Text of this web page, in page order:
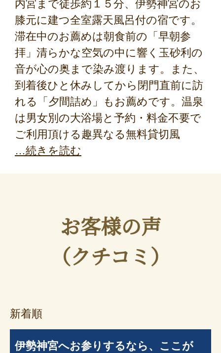
内宮まで徒歩約１５分、伊勢神宮のお
膝元に建つ全室露天風呂付の宿です。
滞在中のお薦めは朝食前の「早朝参
拝」清らかな空気の中に響く玉砂利の
音が心の奥まで染み渡ります。また、
到着後ひと休みしてから閉門直前に訪
れる「夕間詰め」もお薦めです。温泉
は男女別の大浴場と予約・料金不要で
ご利用頂ける趣異なる無料貸切風
続きを読む
お客様の声
（クチコミ）
新着順
伊勢神宮へお参りするなら、ここが